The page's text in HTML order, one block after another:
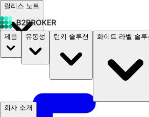
릴리스 노트
문서 요금B2STORE
제품 유동성 턴키 솔루션 화이트 라벨 솔루
회사 소개